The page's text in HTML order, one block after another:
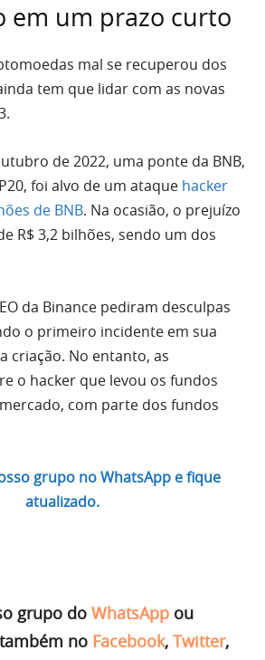
em um prazo curto
mal se recuperou dos
tem que lidar com as novas
de 2022, uma ponte da BNB,
foi alvo de um ataque hacker
de BNB. Na ocasião, o prejuízo
R$ 3,2 bilhões, sendo um dos
da Binance pediram desculpas
o primeiro incidente em sua
criação. No entanto, as
o hacker que levou os fundos
com parte dos fundos
grupo no WhatsApp e fique
atualizado.
grupo do WhatsApp ou
no Facebook, Twitter,